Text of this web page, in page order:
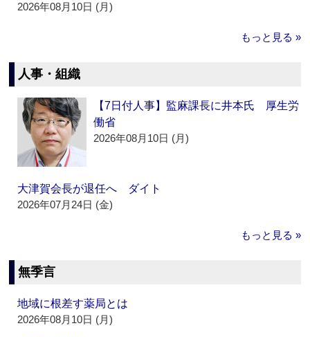
2026年08月10日 (月)
もっと見る »
人事・組織
【7日付人事】監麻課長に井本氏 厚生労
働省
2026年08月10日 (月)
大津賀会長が退任へ ダイト
2026年07月24日 (金)
もっと見る »
無季言
地域に根差す薬局とは
2026年08月10日 (月)